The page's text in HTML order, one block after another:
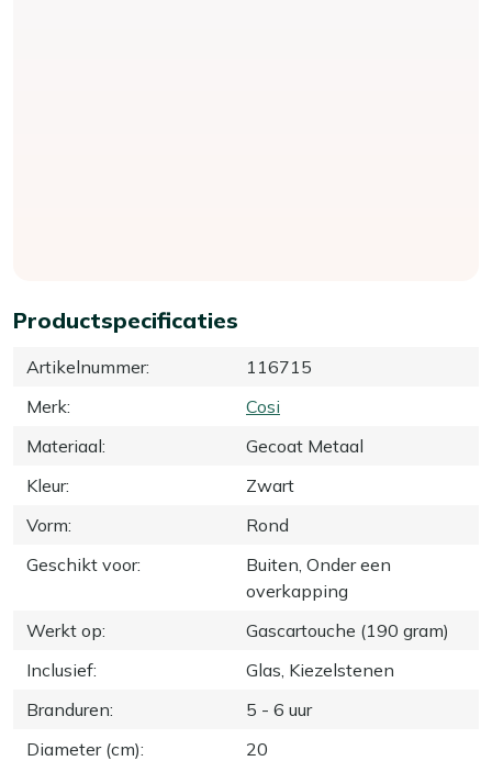
Productspecificaties
Artikelnummer:
116715
Merk:
Cosi
Materiaal:
Gecoat Metaal
Kleur:
Zwart
Vorm:
Rond
Geschikt voor:
Buiten, Onder een
overkapping
Werkt op:
Gascartouche (190 gram)
Inclusief:
Glas, Kiezelstenen
Branduren:
5 - 6 uur
Diameter (cm):
20